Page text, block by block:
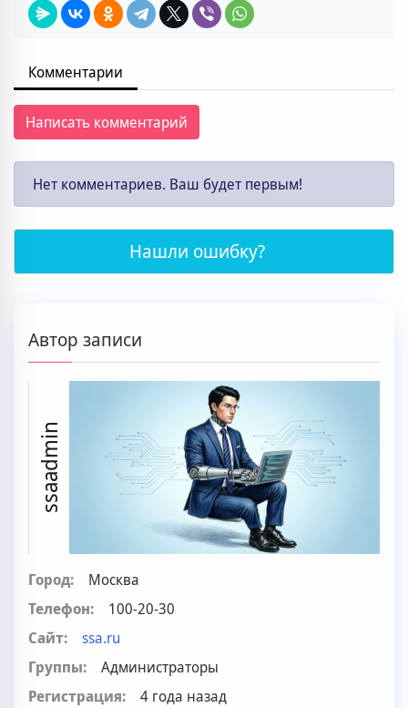
Комментарии
Написать комментарий
Нет комментариев. Ваш будет первым!
Нашли ошибку?
Автор записи
ssaadmin
Город:
Москва
Телефон:
100-20-30
Сайт:
ssa.ru
Группы:
Администраторы
Регистрация:
4 года назад